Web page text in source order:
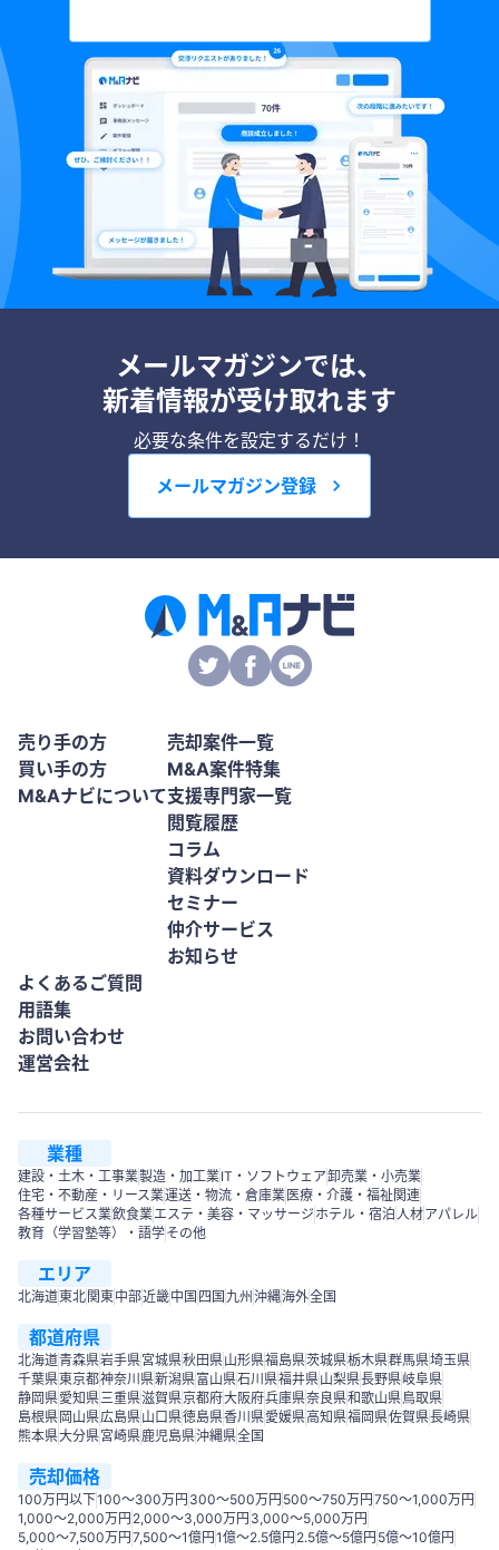
メールマガジンでは、
新着情報が受け取れます
必要な条件を設定するだけ！
メールマガジン登録
売り手の方
買い手の方
M&Aナビについて
売却案件一覧
M&A案件特集
支援専門家一覧
閲覧履歴
コラム
資料ダウンロード
セミナー
仲介サービス
お知らせ
よくあるご質問
用語集
お問い合わせ
運営会社
業種
建設・土木・工事業製造・加工業IT・ソフトウェア卸売業・小売業
住宅・不動産・リース業運送・物流・倉庫業 医療・介護・福祉関連
各種サービス業飲食業エステ・美容・マッサージ ホテル・宿泊人材アパレル
教育（学習塾等）・語学その他
エリア
北海道東北 関東中部近畿中国 四国 九州 沖縄海外全国
都道府県
北海道青森県岩手県宮城県秋田県山形県福島県茨城県栃木県群馬県埼玉県
千葉県東京都神奈川県新潟県富山県石川県福井県山梨県長野県岐阜県
静岡県愛知県三重県滋賀県京都府大阪府兵庫県奈良県和歌山県鳥取県
島根県 岡山県広島県山口県徳島県香川県愛媛県高知県福岡県佐賀県長崎県
熊本県大分県宮崎県鹿児島県沖縄県全国
売却価格
100万円以下100〜300万円 300〜500万円 500～750万円 750〜1,000万円
1,000～2,000万円 2,000～3,000万円 3,000～5,000万円
5,000～7,500万円 7,500～1億円 1億～2.5億円 2.5億～5億円 5億～10億円